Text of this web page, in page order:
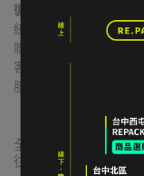
循環者商行
統一編號｜60806271
聯絡地址｜台中市北區
客服信箱｜contact@re-
服務時間｜Mon. - Fri
全國合作實體收件店
往送件